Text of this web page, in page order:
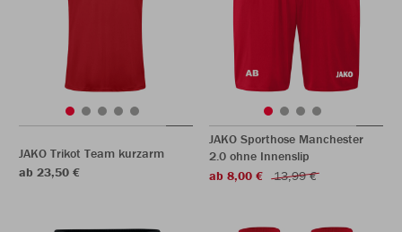
JAKO Trikot Team kurzarm
ab 23,50 €
JAKO Sporthose Manchester
2.0 ohne Innenslip
ab 8,00 €
13,99 €